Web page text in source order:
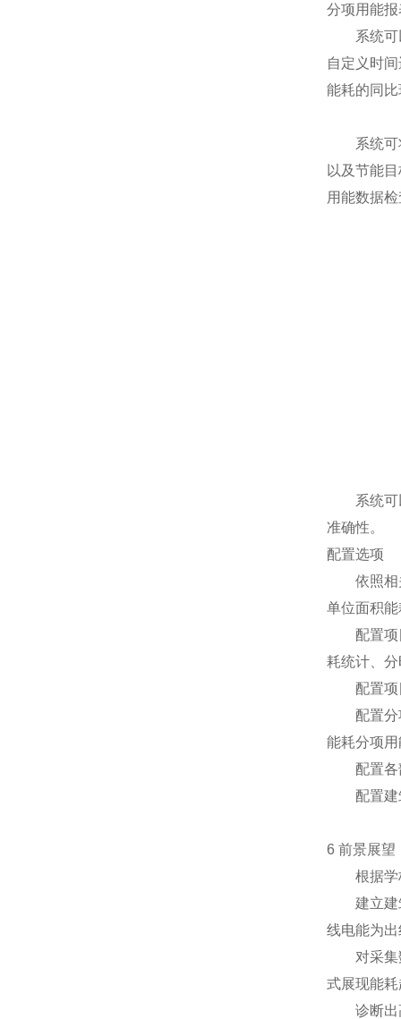
分项用能报
系统可以
自定义时
能耗的同
系统可将
以及节能
用能数据检
系统可以
准确性。
配置选项
依照相关
单位面积
配置项目
耗统计、
配置项目
配置分项
能耗分项
配置各部
配置建筑
6 前景展望
根据学校
建立建筑
线电能为
对采集数
式展现能
诊断出高